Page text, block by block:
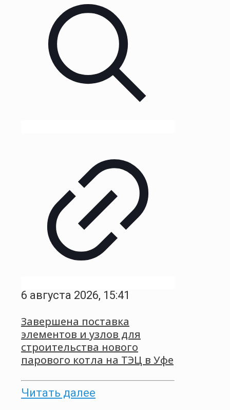
6 августа 2026, 15:41
Завершена поставка
элементов и узлов для
строительства нового
парового котла на ТЭЦ в Уфе
Читать далее